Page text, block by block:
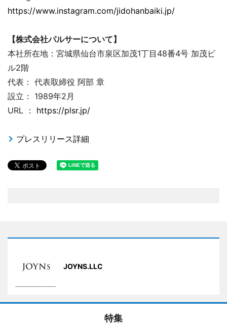
https://www.instagram.com/jidohanbaiki.jp/
【株式会社パルサーについて】
本社所在地：宮城県仙台市泉区加茂1丁目48番4号 加茂ビ
ル2階
代表： 代表取締役 阿部 章
設立： 1989年2月
URL ： https://plsr.jp/
プレスリリース詳細
JOYNS.LLC
特集